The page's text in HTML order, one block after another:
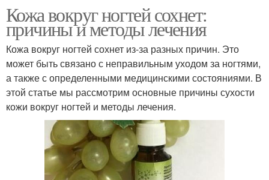
Кожа вокруг ногтей сохнет:
причины и методы лечения
Кожа вокруг ногтей сохнет из-за разных причин. Это
может быть связано с неправильным уходом за ногтями,
а также с определенными медицинскими состояниями. В
этой статье мы рассмотрим основные причины сухости
кожи вокруг ногтей и методы лечения.